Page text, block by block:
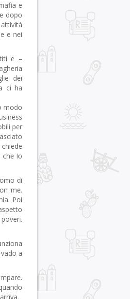
e
dopo
e nei
e –
dei
ci ha
modo
per
che Io
di
me.
Poi
a